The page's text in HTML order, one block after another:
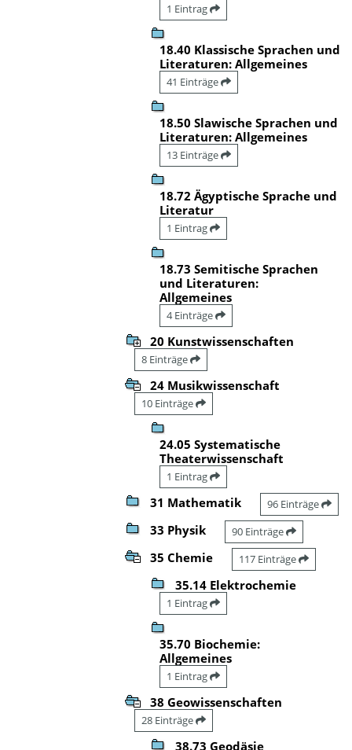
1 Eintrag
18.40 Klassische Sprachen und
Literaturen: Allgemeines
41 Einträge
18.50 Slawische Sprachen und
Literaturen: Allgemeines
13 Einträge
18.72 Ägyptische Sprache und
Literatur
1 Eintrag
18.73 Semitische Sprachen
und Literaturen:
Allgemeines
4 Einträge
20 Kunstwissenschaften
8 Einträge
24 Musikwissenschaft
10 Einträge
24.05 Systematische
Theaterwissenschaft
1 Eintrag
31 Mathematik 96 Einträge
33 Physik 90 Einträge
35 Chemie 117 Einträge
35.14 Elektrochemie
1 Eintrag
35.70 Biochemie:
Allgemeines
1 Eintrag
38 Geowissenschaften
28 Einträge
38.73 Geodäsie